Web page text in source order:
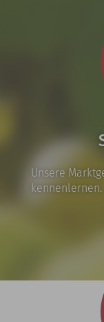
Unsere
kennenlernen.